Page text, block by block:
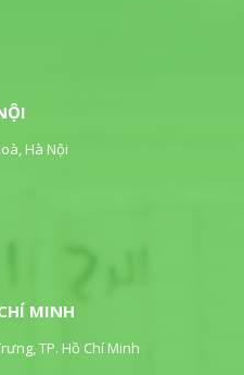
Hà Nội
MINH
TP. Hồ Chí Minh